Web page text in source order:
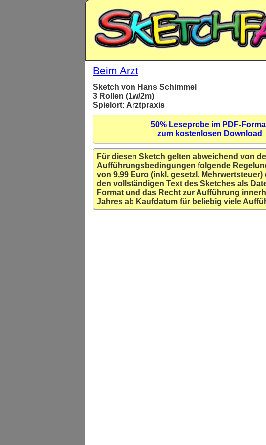
Beim Arzt
Sketch von Hans Schimmel
3 Rollen (1w/2m)
Spielort: Arztpraxis
50% Leseprobe im PDF-
zum kostenlosen Download
Für diesen Sketch gelten abweichend von
Aufführungsbedingungen folgende
von 9,99 Euro (inkl. gesetzl. Mehrwertsteuer)
den vollständigen Text des Sketches als
Format und das Recht zur Aufführung
Jahres ab Kaufdatum für beliebig viele